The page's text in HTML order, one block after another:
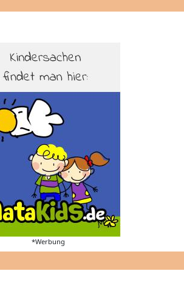
*Werbung